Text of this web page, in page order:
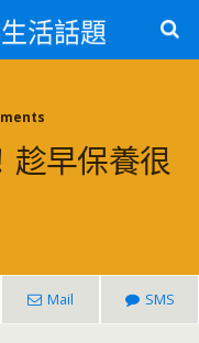
活話題
趁早保養很
Mail SMS